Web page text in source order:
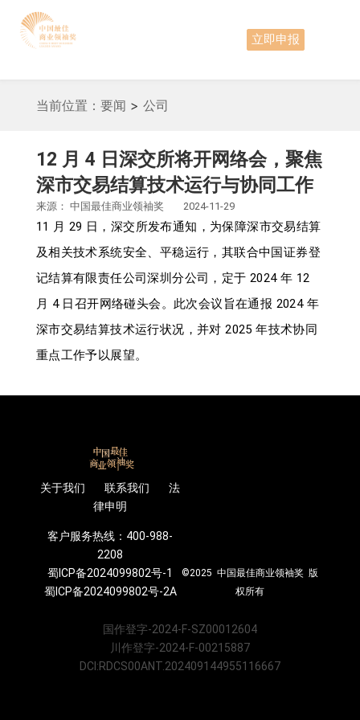
立即申报
当前位置： 要闻 > 公司
12 月 4 日深交所将开网络会，聚焦
深市交易结算技术运行与协同工作
来源： 中国最佳商业领袖奖 2024-11-29
11 月 29 日，深交所发布通知，为保障深市交易结算
及相关技术系统安全、平稳运行，其联合中国证券登
记结算有限责任公司深圳分公司，定于 2024 年 12
月 4 日召开网络碰头会。此次会议旨在通报 2024 年
深市交易结算技术运行状况，并对 2025 年技术协同
重点工作予以展望。
关于我们 联系我们 法
律申明
客户服务热线：400-988-
2208
蜀ICP备2024099802号-1
蜀ICP备2024099802号-2A
©2025 中国最佳商业领袖奖 版
权所有
国作登字-2024-F-SZ00012604
川作登字-2024-F-00215887
DCI:RDCS00ANT.202409144955116667